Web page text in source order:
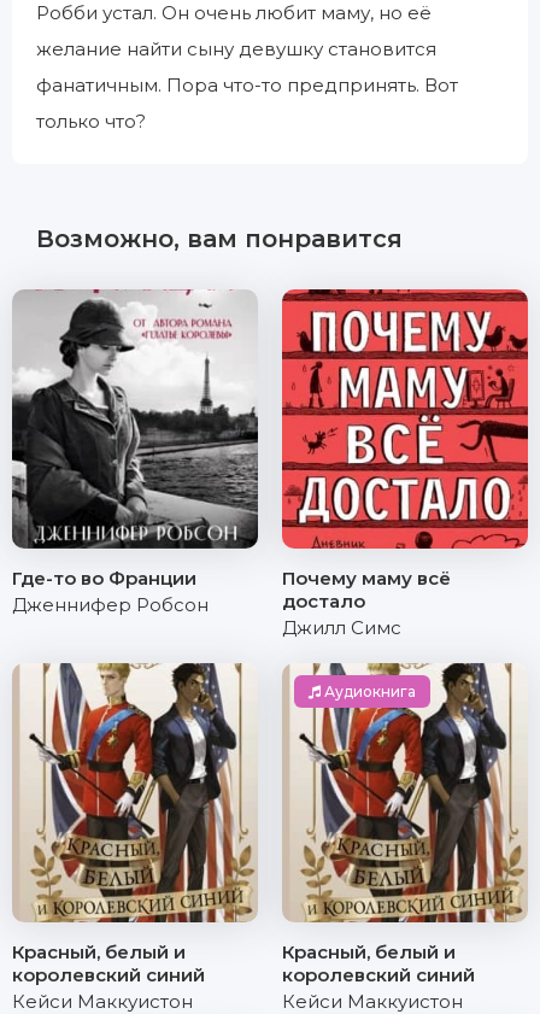
Робби устал. Он очень любит маму, но её
желание найти сыну девушку становится
фанатичным. Пора что-то предпринять. Вот
только что?
Возможно, вам понравится
Где-то во Франции
Дженнифер Робсон
Почему маму всё
достало
Джилл Симс
Красный, белый и
королевский синий
Кейси Маккуистон
Аудиокнига
Красный, белый и
королевский синий
Кейси Маккуистон